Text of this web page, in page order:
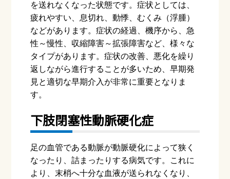
を送れなくなった状態です。症状としては、
疲れやすい、息切れ、動悸、むくみ（浮腫）
などがあります。症状の経過、機序から、急
性～慢性、収縮障害～拡張障害など、様々な
タイプがあります。症状の改善、悪化を繰り
返しながら進行することが多いため、早期発
見と適切な早期介入が非常に重要となりま
す。
下肢閉塞性動脈硬化症
足の血管である動脈が動脈硬化によって狭く
なったり、詰まったりする病気です。これに
より、末梢へ十分な血液が送られなくなり、